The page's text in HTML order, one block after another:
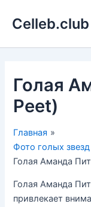
Celleb.club
Голая
Peet)
Главная
Фото голых
Голая Аманда
Голая Аманда
привлекает